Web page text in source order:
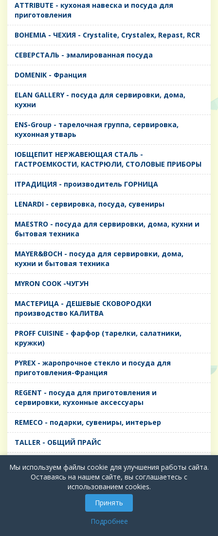
ATTRIBUTE - кухоная навеска и посуда для
приготовления
BOHEMIA - ЧЕХИЯ - Crystalite, Crystalex, Repast, RCR
CЕВЕРСТАЛЬ - эмалированная посуда
DOMENIK - Франция
ELAN GALLERY - посуда для сервировки, дома,
кухни
ENS-Group - тарелочная группа, сервировка,
кухонная утварь
IОБЩЕПИТ НЕРЖАВЕЮЩАЯ СТАЛЬ -
ГАСТРОЕМКОСТИ, КАСТРЮЛИ, СТОЛОВЫЕ ПРИБОРЫ
IТРАДИЦИЯ - производитель ГОРНИЦА
LENARDI - сервировка, посуда, сувениры
MAESTRO - посуда для сервировки, дома, кухни и
бытовая техника
MAYER&BOCH - посуда для сервировки, дома,
кухни и бытовая техника
MYRON COOK -ЧУГУН
MАСТЕРИЦА - ДЕШЕВЫЕ СКОВОРОДКИ
производство КАЛИТВА
PROFF CUISINE - фарфор (тарелки, салатники,
кружки)
PYREX - жаропрочное стекло и посуда для
приготовления-Франция
REGENT - посуда для приготовления и
сервировки, кухонные аксессуары
REMECO - подарки, сувениры, интерьер
TALLER - ОБЩИЙ ПРАЙС
TIMA - посуда для приготовления и сервировки,
кухонные аксессуары
БИОСТАЛЬ - ТЕРМОСА
Мы используем файлы cookie для улучшения работы сайта.
Оставаясь на нашем сайте, вы соглашаетесь с
использованием cookies.
Принять
Подробнее